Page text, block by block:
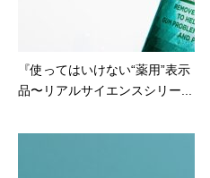
『使ってはいけない“薬用”表示
品〜リアルサイエンスシリー...